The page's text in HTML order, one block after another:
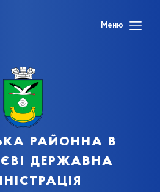
Меню
районна в
державна